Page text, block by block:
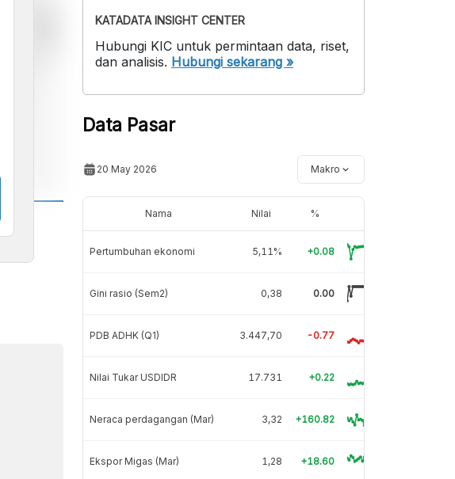
KATADATA INSIGHT CENTER
Hubungi KIC untuk permintaan data, riset,
dan analisis. Hubungi sekarang »
Data Pasar
20 May 2026 Makro
Nama Nilai %
Pertumbuhan ekonomi 5,11% +0.08
Gini rasio (Sem2) 0,38 0.00
PDB ADHK (Q1) 3.447,70 -0.77
Nilai Tukar USDIDR 17.731 +0.22
Neraca perdagangan (Mar) 3,32 +160.82
Ekspor Migas (Mar) 1,28 +18.60